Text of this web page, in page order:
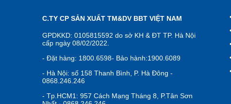
C.TY CP SẢN XUẤT TM&DV BBT VIỆT NAM
GPDKKD: 0105815592 do sở KH & ĐT TP. Hà Nội
cấp ngày 08/02/2022.
- Đặt hàng: 1800.6598- Bảo hành:1900.6089
- Hà Nội: số 158 Thanh Bình, P. Hà Đông -
0868.246.246
- Tp.HCM1: 957 Cách Mạng Tháng 8, P.Tân Sơn